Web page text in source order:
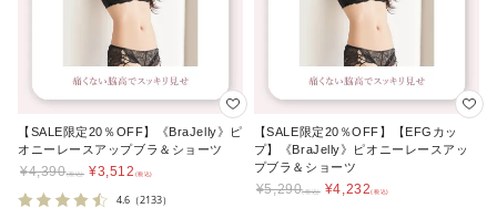
【SALE限定20％OFF】《BraJelly》ピ
オニーレースアップブラ＆ショーツ
¥4,390 ¥3,512
4.6 （2133）
【SALE限定20％OFF】【EFGカッ
プ】《BraJelly》ピオニーレースアッ
プブラ＆ショーツ
¥5,290 ¥4,232